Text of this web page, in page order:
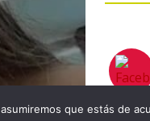
que estás de